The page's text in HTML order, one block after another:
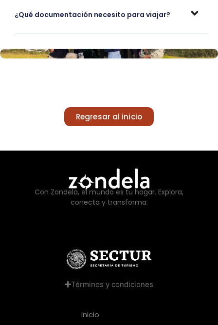
¿Qué documentación necesito para viajar?
Regresar al inicio
Con Zondela, el mundo es tu hogar. Explora,
conecta y transforma.
Términos y condiciones
Inicio